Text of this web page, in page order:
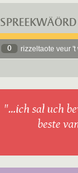
0 rizzeltaote veur 't
"...ich sal uch
beste